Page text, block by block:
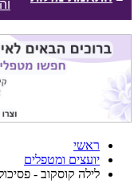
ראשי
יועצים ומטפלים
לילה קוסקוב -